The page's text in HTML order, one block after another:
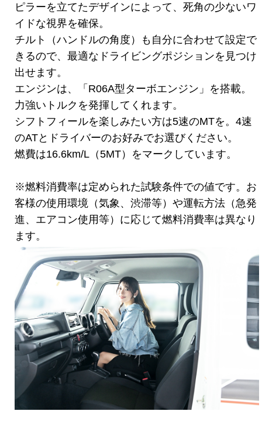
ピラーを立てたデザインによって、死角の少ないワ
イドな視界を確保。
チルト（ハンドルの角度）も自分に合わせて設定で
きるので、最適なドライビングポジションを見つけ
出せます。
エンジンは、「R06A型ターボエンジン」を搭載。
力強いトルクを発揮してくれます。
シフトフィールを楽しみたい方は5速のMTを。4速
のATとドライバーのお好みでお選びください。
燃費は16.6km/L（5MT）をマークしています。
※燃料消費率は定められた試験条件での値です。お
客様の使用環境（気象、渋滞等）や運転方法（急発
進、エアコン使用等）に応じて燃料消費率は異なり
ます。